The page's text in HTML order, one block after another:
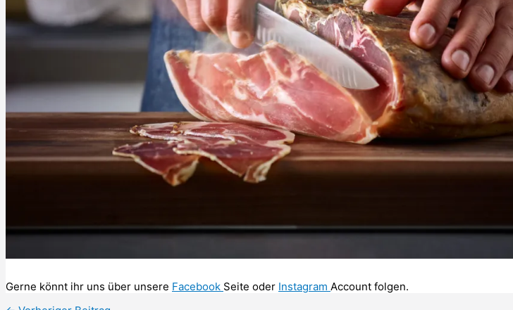
Gerne könnt ihr uns über unsere Facebook Seite oder Instagram Account folgen.